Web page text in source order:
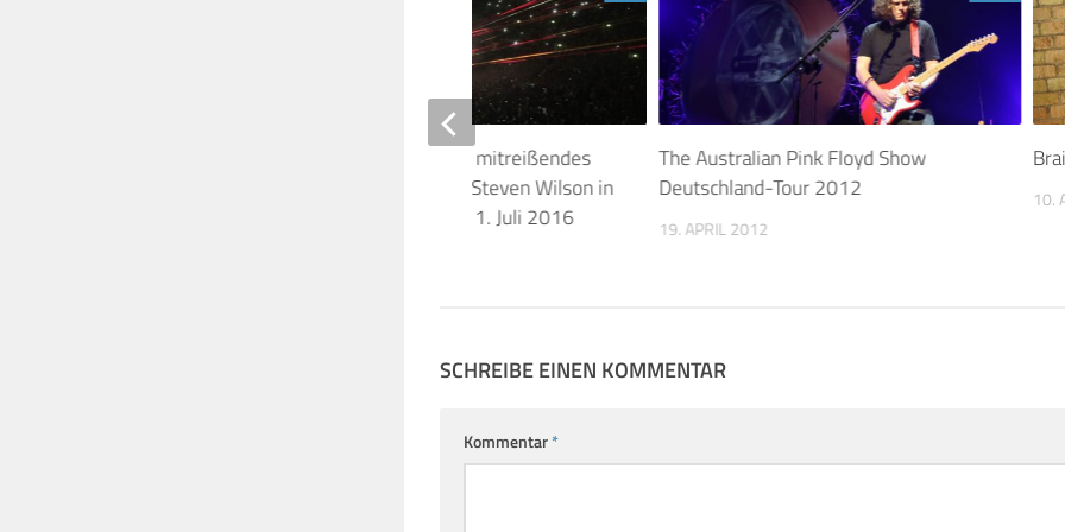
The Australian Pink Floyd Show
Deutschland-Tour 2012
19. APRIL 2012
10.
David Gilmour gab ein mitreißendes
Konzert vor Fans und Steven Wilson in
der Arena di Verona, 11. Juli 2016
SCHREIBE EINEN KOMMENTAR
Kommentar*